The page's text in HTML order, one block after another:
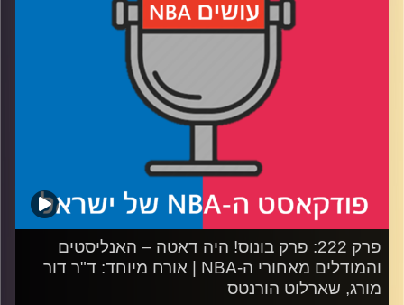
עידן לוצקי
פרק 222: פרק בונוס! היה דאטה – האנליסטים
והמודלים מאחורי ה-NBA | אורח מיוחד: ד"ר דור
מורג, שארלוט הורנטס